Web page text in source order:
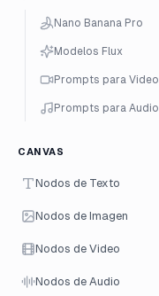
Nano Banana Pro
Modelos Flux
Prompts para Video
Prompts para Audio
CANVAS
Nodos de Texto
Nodos de Imagen
Nodos de Video
Nodos de Audio